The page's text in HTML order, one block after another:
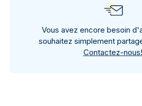
Vous avez encore besoin
souhaitez simplement
Contactez-nous!